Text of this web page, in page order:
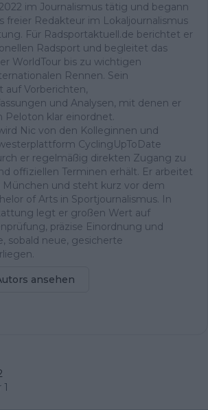
im Journalismus tätig und begann
freier Redakteur im Lokaljournalismus
Für Radsportaktuell.de berichtet er
Radsport und begleitet das
WorldTour bis zu wichtigen
Rennen. Sein
auf Vorberichten,
und Analysen, mit denen er
Peloton klar einordnet.
Nic von den Kolleginnen und
CyclingUpToDate
er regelmäßig direkten Zugang zu
offiziellen Terminen erhält. Er arbeitet
München und steht kurz vor dem
of Arts in Sportjournalismus. In
legt er großen Wert auf
präzise Einordnung und
sobald neue, gesicherte
ansehen
1